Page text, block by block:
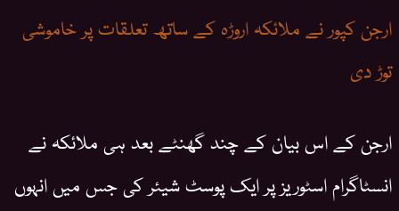
ارجن کپور نے ملائکہ اروڑہ کے ساتھ تعلقات پر خاموشی
توڑ دی
ارجن کے اس بیان کے چند گھنٹے بعد ہی ملائکہ نے
انسٹاگرام اسٹوریز پر ایک پوسٹ شیئر کی جس میں انہوں